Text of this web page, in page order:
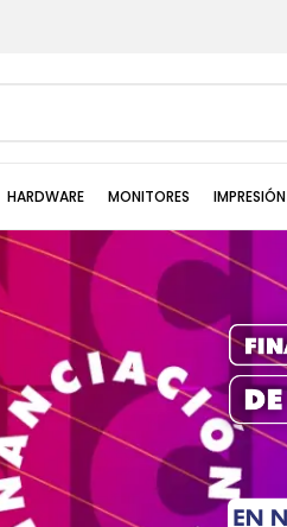
HARDWARE MONITORES IMPRESIÓN